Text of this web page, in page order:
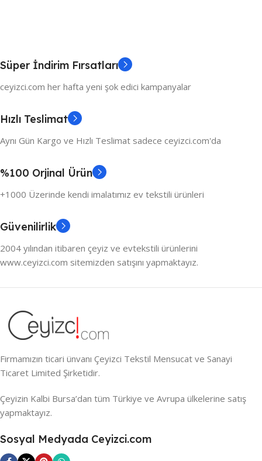
Süper İndirim Fırsatları
ceyizci.com her hafta yeni şok edici kampanyalar
Hızlı Teslimat
Aynı Gün Kargo ve Hızlı Teslimat sadece ceyizci.com'da
%100 Orjinal Ürün
+1000 Üzerinde kendi imalatımız ev tekstili ürünleri
Güvenilirlik
2004 yılından itibaren çeyiz ve evtekstili ürünlerini
www.ceyizci.com sitemizden satışını yapmaktayız.
Firmamızın ticari ünvanı Çeyizci Tekstil Mensucat ve Sanayi
Ticaret Limited Şirketidir.
Çeyizin Kalbi Bursa’dan tüm Türkiye ve Avrupa ülkelerine satış
yapmaktayız.
Sosyal Medyada Ceyizci.com